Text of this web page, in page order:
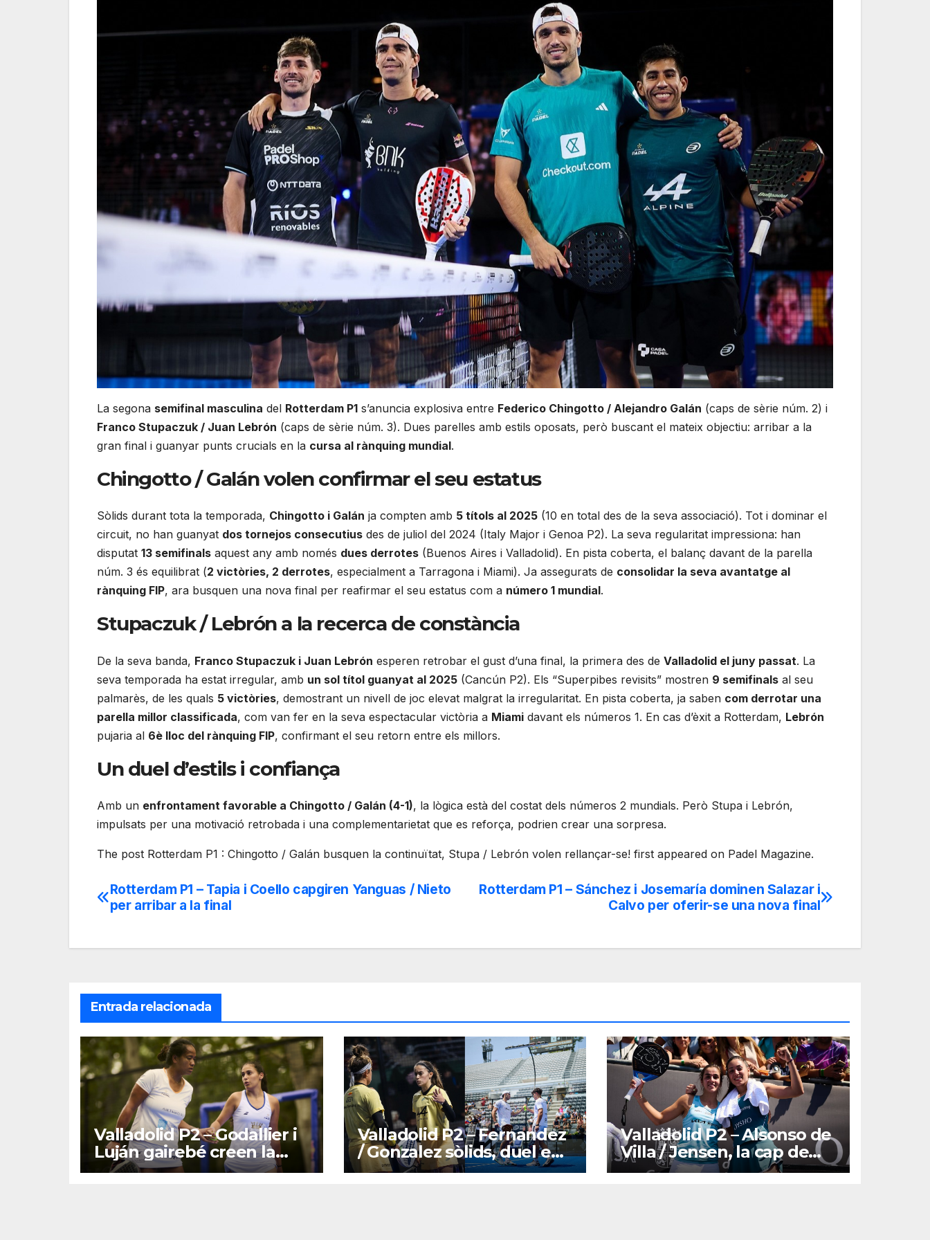
La segona semifinal masculina del Rotterdam P1 s’anuncia explosiva entre Federico Chingotto / Alejandro Galán (caps de sèrie núm. 2) i
Franco Stupaczuk / Juan Lebrón (caps de sèrie núm. 3). Dues parelles amb estils oposats, però buscant el mateix objectiu: arribar a la
gran final i guanyar punts crucials en la cursa al rànquing mundial.
Chingotto / Galán volen confirmar el seu estatus
Sòlids durant tota la temporada, Chingotto i Galán ja compten amb 5 títols al 2025 (10 en total des de la seva associació). Tot i dominar el
circuit, no han guanyat dos tornejos consecutius des de juliol del 2024 (Italy Major i Genoa P2). La seva regularitat impressiona: han
disputat 13 semifinals aquest any amb només dues derrotes (Buenos Aires i Valladolid). En pista coberta, el balanç davant de la parella
núm. 3 és equilibrat (2 victòries, 2 derrotes, especialment a Tarragona i Miami). Ja assegurats de consolidar la seva avantatge al
rànquing FIP, ara busquen una nova final per reafirmar el seu estatus com a número 1 mundial.
Stupaczuk / Lebrón a la recerca de constància
De la seva banda, Franco Stupaczuk i Juan Lebrón esperen retrobar el gust d’una final, la primera des de Valladolid el juny passat. La
seva temporada ha estat irregular, amb un sol títol guanyat al 2025 (Cancún P2). Els “Superpibes revisits” mostren 9 semifinals al seu
palmarès, de les quals 5 victòries, demostrant un nivell de joc elevat malgrat la irregularitat. En pista coberta, ja saben com derrotar una
parella millor classificada, com van fer en la seva espectacular victòria a Miami davant els números 1. En cas d’èxit a Rotterdam, Lebrón
pujaria al 6è lloc del rànquing FIP, confirmant el seu retorn entre els millors.
Un duel d’estils i confiança
Amb un enfrontament favorable a Chingotto / Galán (4-1), la lògica està del costat dels números 2 mundials. Però Stupa i Lebrón,
impulsats per una motivació retrobada i una complementarietat que es reforça, podrien crear una sorpresa.
The post Rotterdam P1 : Chingotto / Galán busquen la continuïtat, Stupa / Lebrón volen rellançar-se! first appeared on Padel Magazine.
Navegación
entradas
Rotterdam P1 – Sánchez i Josemaría dominen Salazar i
Calvo per oferir-se una nova final
Rotterdam P1 – Tapia i Coello capgiren Yanguas / Nieto
per arribar a la final
Entrada relacionada
Valladolid P2 – Godallier i
Luján gairebé creen la
sorpresa davant Iglesias i
Valladolid P2 – Fernandez
/ Gonzalez sòlids, duel en
curs per Nieto / Yanguas
Valladolid P2 – Alsonso de
Villa / Jensen, la cap de
sèrie 7 cau a la seva